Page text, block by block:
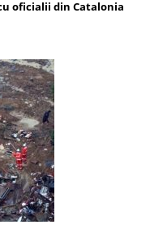
oficialii din Catalonia